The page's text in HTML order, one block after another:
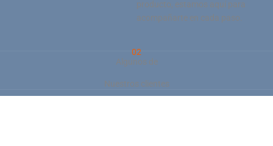
producto, estamos aquí para
acompañarte en cada paso.
02
Algunos de
Nuestros clientes